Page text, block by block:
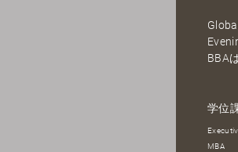
BBA
学位
MBA